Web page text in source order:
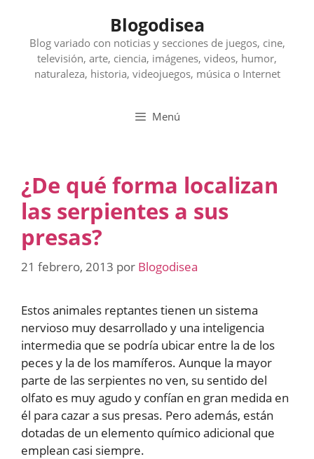
contenido
Blogodisea
Blog variado con noticias y secciones de juegos, cine,
televisión, arte, ciencia, imágenes, videos, humor,
naturaleza, historia, videojuegos, música o Internet
Menú
¿De qué forma localizan
las serpientes a sus
presas?
21 febrero, 2013 por Blogodisea
Estos animales reptantes tienen un sistema
nervioso muy desarrollado y una inteligencia
intermedia que se podría ubicar entre la de los
peces y la de los mamíferos. Aunque la mayor
parte de las serpientes no ven, su sentido del
olfato es muy agudo y confían en gran medida en
él para cazar a sus presas. Pero además, están
dotadas de un elemento químico adicional que
emplean casi siempre.